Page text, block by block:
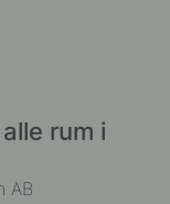
rum i
AB